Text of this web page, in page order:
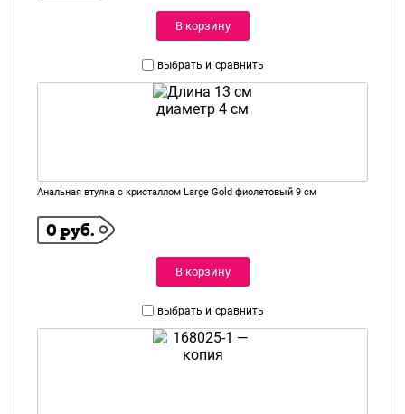
В корзину
выбрать и сравнить
Анальная втулка с кристаллом Large Gold фиолетовый 9 см
0 руб.
В корзину
выбрать и сравнить